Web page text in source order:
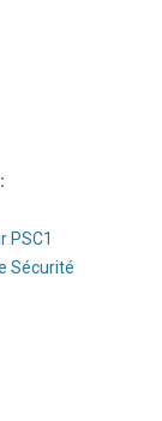
PSC1
Sécurité